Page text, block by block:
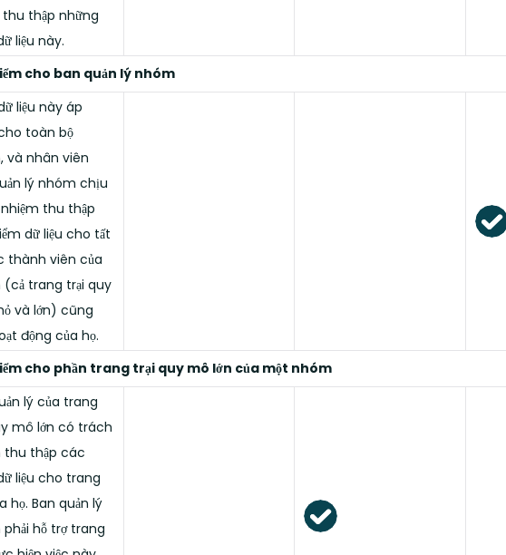
thu thập những
liệu này.
cho ban quản lý nhóm
liệu này áp
toàn bộ
và nhân viên
lý nhóm chịu
thu thập
dữ liệu cho tất
thành viên của
trang trại quy
và lớn) cũng
động của họ.
cho phần trang trại quy mô lớn của một nhóm
lý của trang
mô lớn có trách
thu thập các
liệu cho trang
họ. Ban quản lý
hỗ trợ trang